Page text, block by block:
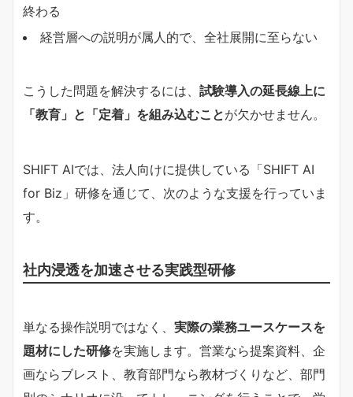
終わる
経営層への説明が属人的で、全社展開に至らない
こうした問題を解決するには、 試験導入の延長線上に
「教育」と「定着」を組み込むことが欠かせません。
SHIFT AIでは、法人向けに提供している「SHIFT AI
for Biz」研修を通じて、次のような支援を行っていま
す。
社内浸透を加速させる実践型研修
単なる操作説明ではなく、 実際の業務ユースケースを
題材にした研修を実施します。営業なら提案資料、企
画ならブレスト、教育部門なら教材づくりなど、部門